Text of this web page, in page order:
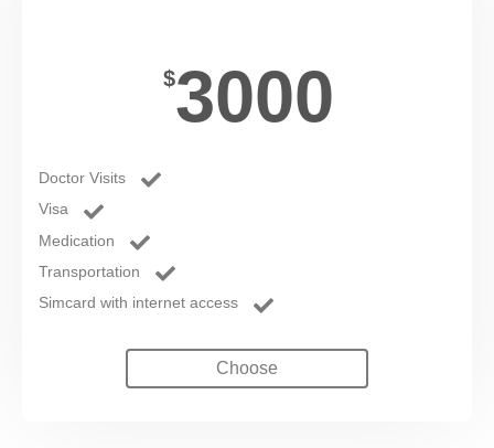
$3000
Doctor Visits
Visa
Medication
Transportation
Simcard with internet access
Choose